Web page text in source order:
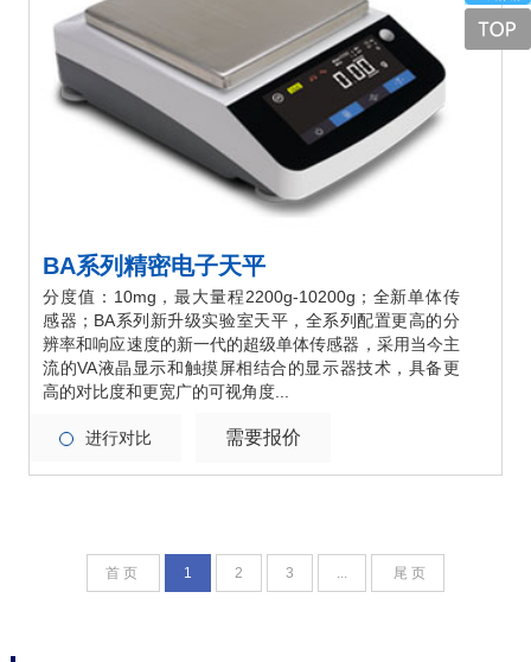
BA系列精密电子天平
分度值：10mg，最大量程2200g-10200g；全新单体传
感器；BA系列新升级实验室天平，全系列配置更高的分
辨率和响应速度的新一代的超级单体传感器，采用当今主
流的VA液晶显示和触摸屏相结合的显示器技术，具备更
高的对比度和更宽广的可视角度...
进行对比 需要报价
首 页 1 2 3 ... 尾 页